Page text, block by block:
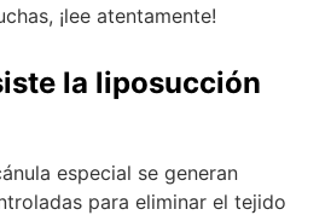
¡lee atentamente!
la liposucción
especial se generan
para eliminar el tejido